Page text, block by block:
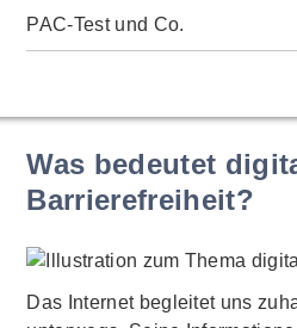
PAC-Test und Co.
Was bedeutet
Barrierefreiheit?
Das Internet begleitet uns